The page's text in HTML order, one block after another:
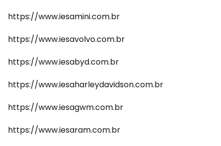
https://www.iesamini.com.br
https://www.iesavolvo.com.br
https://www.iesabyd.com.br
https://www.iesaharleydavidson.com.br
https://www.iesagwm.com.br
https://www.iesaram.com.br